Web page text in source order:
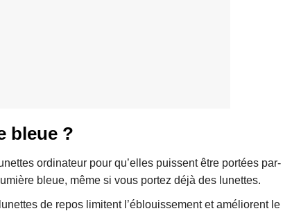
bleue ?
ordinateur pour qu’elles puissent être portées par-
bleue, même si vous portez déjà des lunettes.
de repos limitent l’éblouissement et améliorent le